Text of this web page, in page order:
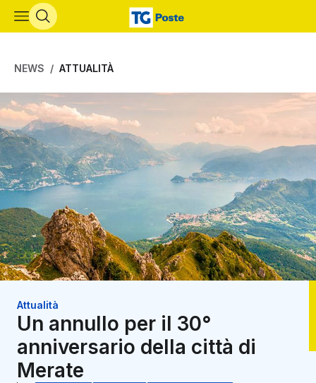
Vai al contenuto principale
NEWS ATTUALITÀ
Attualità
Un annullo per il 30°
anniversario della città di
Merate